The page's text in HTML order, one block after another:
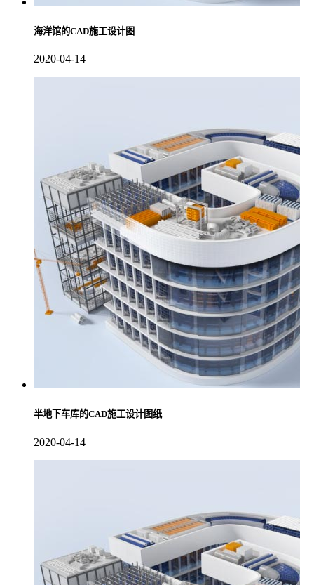
海洋馆的CAD施工设计图
2020-04-14
半地下车库的CAD施工设计图纸
2020-04-14